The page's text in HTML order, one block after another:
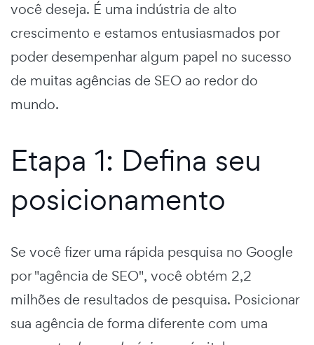
você deseja. É uma indústria de alto
crescimento e estamos entusiasmados por
poder desempenhar algum papel no sucesso
de muitas agências de SEO ao redor do
mundo.
Etapa 1: Defina seu
posicionamento
Se você fizer uma rápida pesquisa no Google
por "agência de SEO", você obtém 2,2
milhões de resultados de pesquisa. Posicionar
sua agência de forma diferente com uma